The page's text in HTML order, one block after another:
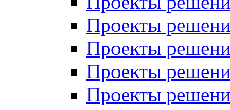
Проекты
Проекты
Проекты
Проекты